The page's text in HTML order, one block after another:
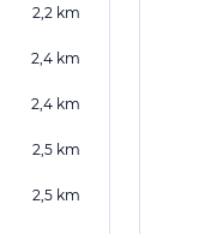
2,2 km
2,4 km
2,4 km
2,5 km
2,5 km